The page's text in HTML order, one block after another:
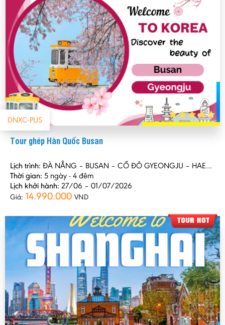
DNXC-PUS
Tour ghép Hàn Quốc Busan
Lịch trình: ĐÀ NẴNG – BUSAN – CỐ ĐÔ GYEONGJU – HAEUNDAE
Thời gian: 5 ngày - 4 đêm
Lịch khởi hành: 27/06 – 01/07/2026
Giá: 14.990.000 VND